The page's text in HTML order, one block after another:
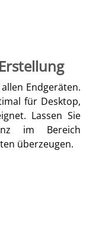
Endgeräten.
für Desktop,
Lassen Sie
im Bereich
überzeugen.